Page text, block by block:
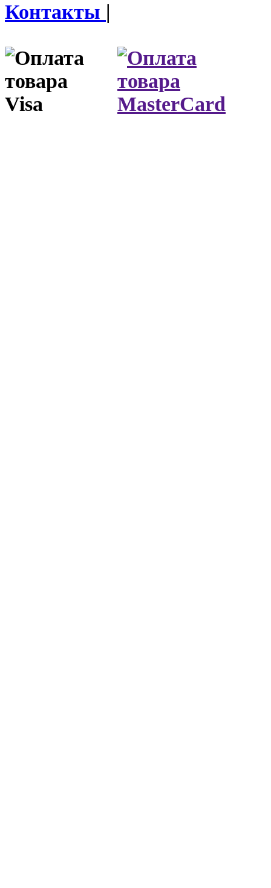
Контакты |